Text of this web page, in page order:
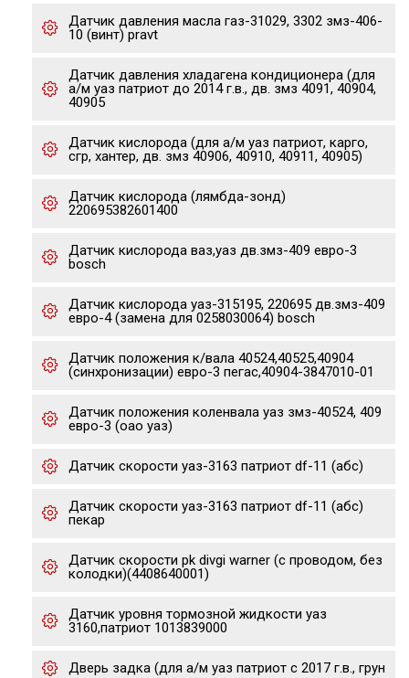
Датчик давления масла газ-31029, 3302 змз-406-
10 (винт) pravt
Датчик давления хладагена кондиционера (для
а/м уаз патриот до 2014 г.в., дв. змз 4091, 40904,
40905
Датчик кислорода (для а/м уаз патриот, карго,
сгр, хантер, дв. змз 40906, 40910, 40911, 40905)
Датчик кислорода (лямбда-зонд)
220695382601400
Датчик кислорода ваз,уаз дв.змз-409 евро-3
bosch
Датчик кислорода уаз-315195, 220695 дв.змз-409
евро-4 (замена для 0258030064) bosch
Датчик положения к/вала 40524,40525,40904
(синхронизации) евро-3 пегас,40904-3847010-01
Датчик положения коленвала уаз змз-40524, 409
евро-3 (оао уаз)
Датчик скорости уаз-3163 патриот df-11 (абс)
Датчик скорости уаз-3163 патриот df-11 (абс)
пекар
Датчик скорости pk divgi warner (с проводом, без
колодки)(4408640001)
Датчик уровня тормозной жидкости уаз
3160,патриот 1013839000
Дверь задка (для а/м уаз патриот с 2017 г.в., грун